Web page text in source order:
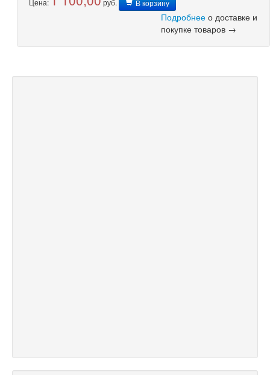
В корзину
Подробнее о доставке и
покупке товаров →